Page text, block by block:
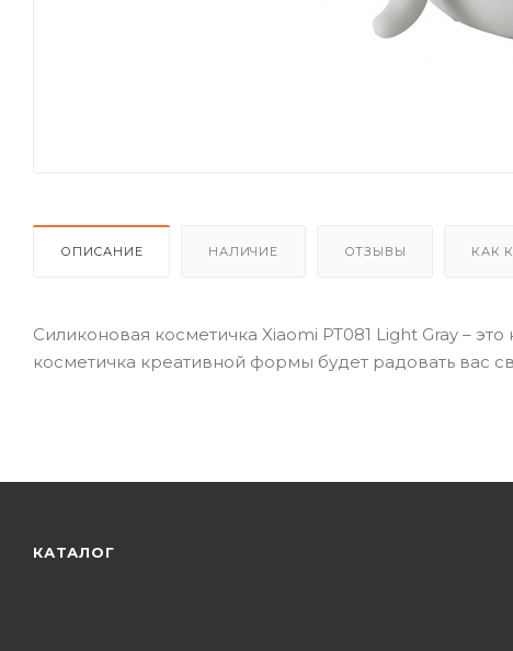
ОПИСАНИЕ НАЛИЧИЕ ОТЗЫВЫ КАК
Силиконовая косметичка Xiaomi PT081 Light Gray –
косметичка креативной формы будет радовать вас
КАТАЛОГ